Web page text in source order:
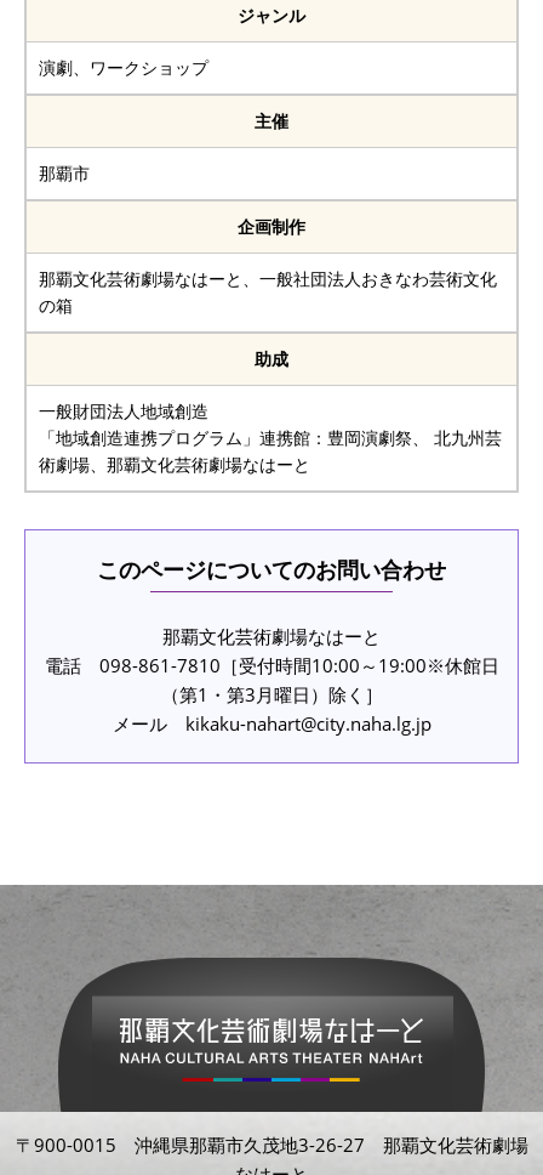
ジャンル
演劇、ワークショップ
主催
那覇市
企画制作
那覇文化芸術劇場なはーと、一般社団法人おきなわ芸術文化
の箱
助成
一般財団法人地域創造
「地域創造連携プログラム」連携館：豊岡演劇祭、 北九州芸
術劇場、那覇文化芸術劇場なはーと
このページについてのお問い合わせ
那覇文化芸術劇場なはーと
電話 098-861-7810［受付時間10:00～19:00※休館日
（第1・第3月曜日）除く］
メール kikaku-nahart@city.naha.lg.jp
〒900-0015 沖縄県那覇市久茂地3-26-27 那覇文化芸術劇場